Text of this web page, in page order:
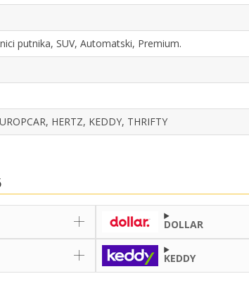
putnika, SUV, Automatski, Premium.
HERTZ, KEDDY, THRIFTY
DOLLAR
KEDDY